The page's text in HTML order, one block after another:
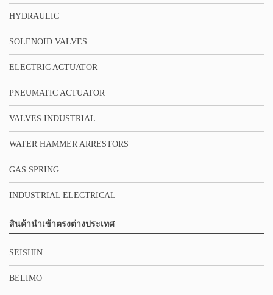
HYDRAULIC
SOLENOID VALVES
ELECTRIC ACTUATOR
PNEUMATIC ACTUATOR
VALVES INDUSTRIAL
WATER HAMMER ARRESTORS
GAS SPRING
INDUSTRIAL ELECTRICAL
สินค้านำเข้าตรงต่างประเทศ
SEISHIN
BELIMO